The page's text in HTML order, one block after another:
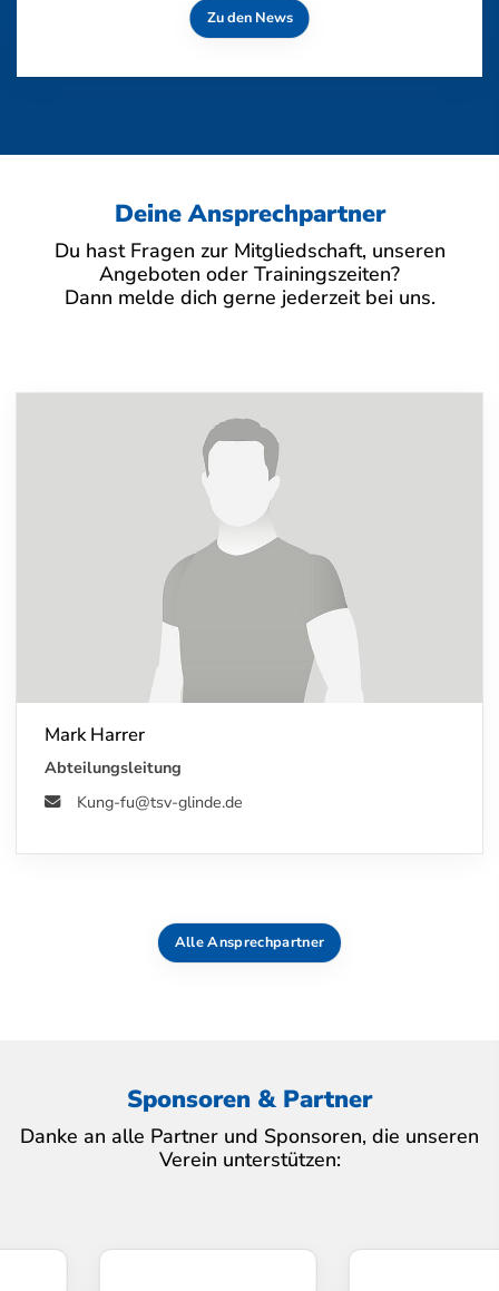
Zu den News
Deine Ansprechpartner
Du hast Fragen zur Mitgliedschaft, unseren
Angeboten oder Trainingszeiten?
Dann melde dich gerne jederzeit bei uns.
Mark Harrer
Abteilungsleitung
Kung-fu@tsv-glinde.de
Alle Ansprechpartner
Sponsoren & Partner
Danke an alle Partner und Sponsoren, die unseren
Verein unterstützen: